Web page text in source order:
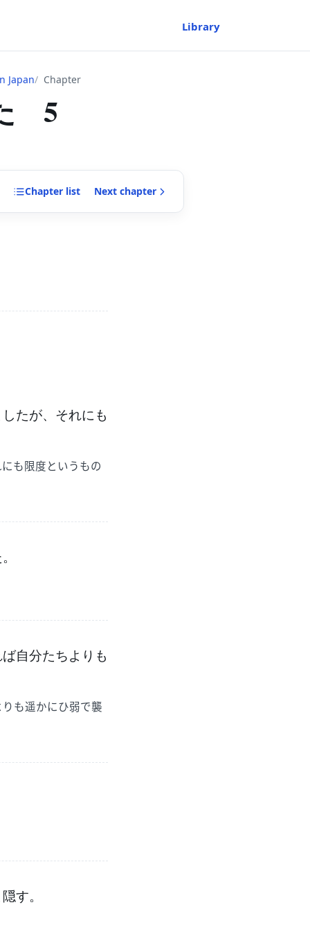
Library
Japan Chapter
5
Chapter list Next chapter
たが、それにも
も限度というもの
自分たちよりも
も遥かにひ弱で襲
す。